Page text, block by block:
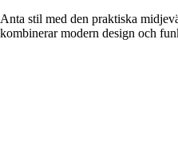
Anta stil med den praktiska
kombinerar modern design och